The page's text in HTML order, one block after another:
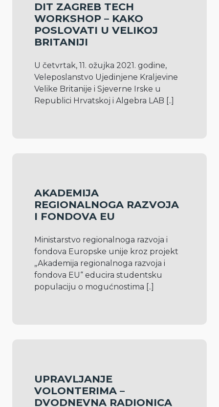
DIT ZAGREB TECH
WORKSHOP – KAKO
POSLOVATI U VELIKOJ
BRITANIJI
U četvrtak, 11. ožujka 2021. godine,
Veleposlanstvo Ujedinjene Kraljevine
Velike Britanije i Sjeverne Irske u
Republici Hrvatskoj i Algebra LAB [..]
AKADEMIJA
REGIONALNOGA RAZVOJA
I FONDOVA EU
Ministarstvo regionalnoga razvoja i
fondova Europske unije kroz projekt
„Akademija regionalnoga razvoja i
fondova EU“ educira studentsku
populaciju o mogućnostima [..]
UPRAVLJANJE
VOLONTERIMA –
DVODNEVNA RADIONICA